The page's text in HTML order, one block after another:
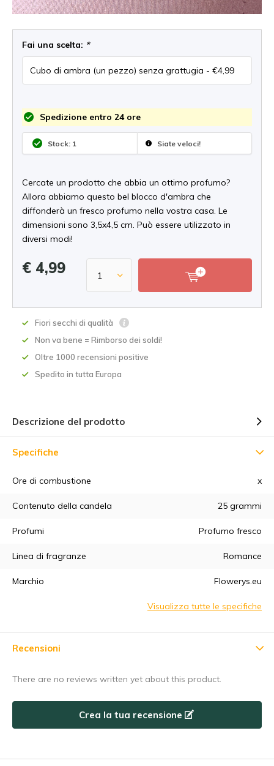
Fai una scelta: *
Spedizione entro 24 ore
Stock: 1 Siate veloci!
Cercate un prodotto che abbia un ottimo profumo?
Allora abbiamo questo bel blocco d'ambra che
diffonderà un fresco profumo nella vostra casa. Le
dimensioni sono 3,5x4,5 cm. Può essere utilizzato in
diversi modi!
€ 4,99
Fiori secchi di qualità
Non va bene = Rimborso dei soldi!
Oltre 1000 recensioni positive
Spedito in tutta Europa
Descrizione del prodotto
Specifiche
Ore di combustione x
Contenuto della candela 25 grammi
Profumi Profumo fresco
Linea di fragranze Romance
Marchio Flowerys.eu
Visualizza tutte le specifiche
Recensioni
There are no reviews written yet about this product.
Crea la tua recensione
5% di sconto
aggiornati sui nostri ultimi prodotti e ottenere uno
sconto del
Abbonarsi